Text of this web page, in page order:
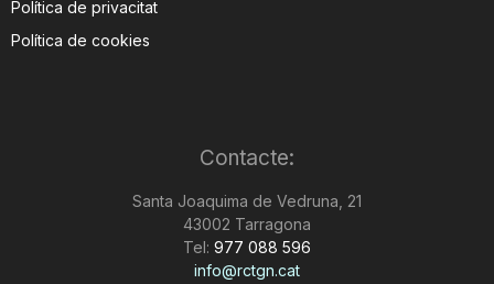
Política de privacitat
Política de cookies
Contacte:
Santa Joaquima de Vedruna, 21
43002 Tarragona
Tel: 977 088 596
info@rctgn.cat